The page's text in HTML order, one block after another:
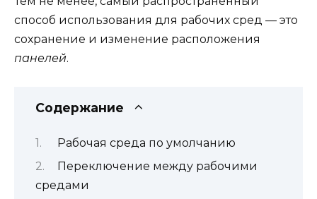
способ использования для рабочих сред — это
сохранение и изменение расположения
панелей.
Содержание
Рабочая среда по умолчанию
Переключение между рабочими
средами